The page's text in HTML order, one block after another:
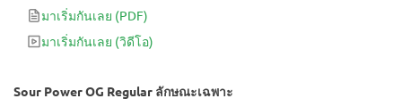
กับรสชาติและกลิ่นหอมของซิตรัส ซึ่งให้ "ความหวาน" มากมาย
พร้อมกับ "ความเปรี้ยว"
มาเริ่มกันเลย (PDF)
มาเริ่มกันเลย (วิดีโอ)
Sour Power OG Regular ลักษณะเฉพาะ